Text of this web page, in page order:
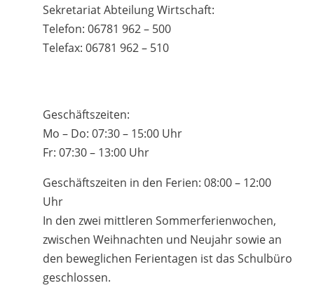
Sekretariat Abteilung Wirtschaft:
Telefon: 06781 962 – 500
Telefax: 06781 962 – 510
Geschäftszeiten:
Mo – Do: 07:30 – 15:00 Uhr
Fr: 07:30 – 13:00 Uhr
Geschäftszeiten in den Ferien: 08:00 – 12:00
Uhr
In den zwei mittleren Sommerferienwochen,
zwischen Weihnachten und Neujahr sowie an
den beweglichen Ferientagen ist das Schulbüro
geschlossen.